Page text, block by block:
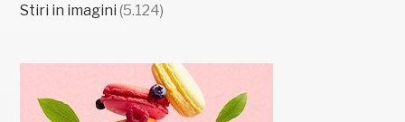
Stiri in imagini (5.124)